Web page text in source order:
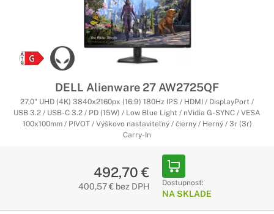
DELL Alienware 27 AW2725QF
27,0" UHD (4K) 3840x2160px (16:9) 180Hz IPS / HDMI / DisplayPort /
USB 3.2 / USB-C 3.2 / PD (15W) / Low Blue Light / nVidia G-SYNC / VESA
100x100mm / PIVOT / Výškovo nastaviteľný / čierny / Herný / 3r (3r)
Carry-In
492,70 €
400,57 € bez DPH Dostupnosť:
NA SKLADE